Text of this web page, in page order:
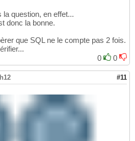
question, en effet...
donc la bonne.
que SQL ne le compte pas 2 fois.
0
0
#11